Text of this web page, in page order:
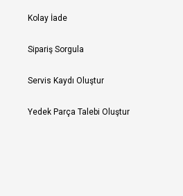
Kolay İade
Sipariş Sorgula
Servis Kaydı Oluştur
Yedek Parça Talebi Oluştur